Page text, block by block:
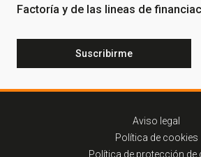
Factoría y de las lineas de
Suscribirme
Aviso legal
Política de cookies
Política de protección de